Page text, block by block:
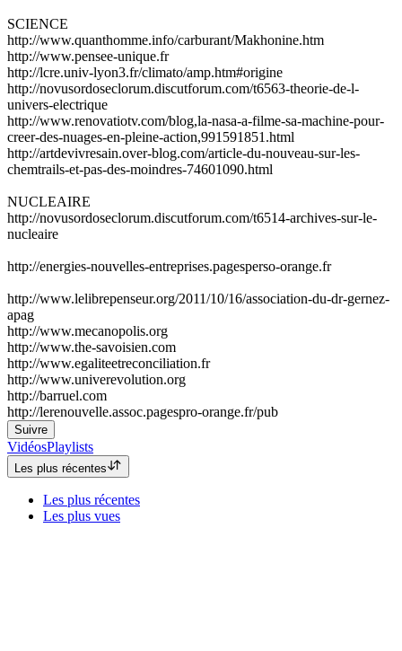
SCIENCE
http://www.quanthomme.info/carburant/Makhonine.htm
http://www.pensee-unique.fr
http://lcre.univ-lyon3.fr/climato/amp.htm#origine
http://novusordoseclorum.discutforum.com/t6563-theorie-de-l-
univers-electrique
http://www.renovatiotv.com/blog,la-nasa-a-filme-sa-machine-pour-
creer-des-nuages-en-pleine-action,991591851.html
http://artdevivresain.over-blog.com/article-du-nouveau-sur-les-
chemtrails-et-pas-des-moindres-74601090.html
NUCLEAIRE
http://novusordoseclorum.discutforum.com/t6514-archives-sur-le-
nucleaire
http://energies-nouvelles-entreprises.pagesperso-orange.fr
http://www.lelibrepenseur.org/2011/10/16/association-du-dr-gernez-
apag
http://www.mecanopolis.org
http://www.the-savoisien.com
http://www.egaliteetreconciliation.fr
http://www.univerevolution.org
http://barruel.com
http://lerenouvelle.assoc.pagespro-orange.fr/pub
Suivre
VidéosPlaylists
Les plus récentes
Les plus récentes
Les plus vues